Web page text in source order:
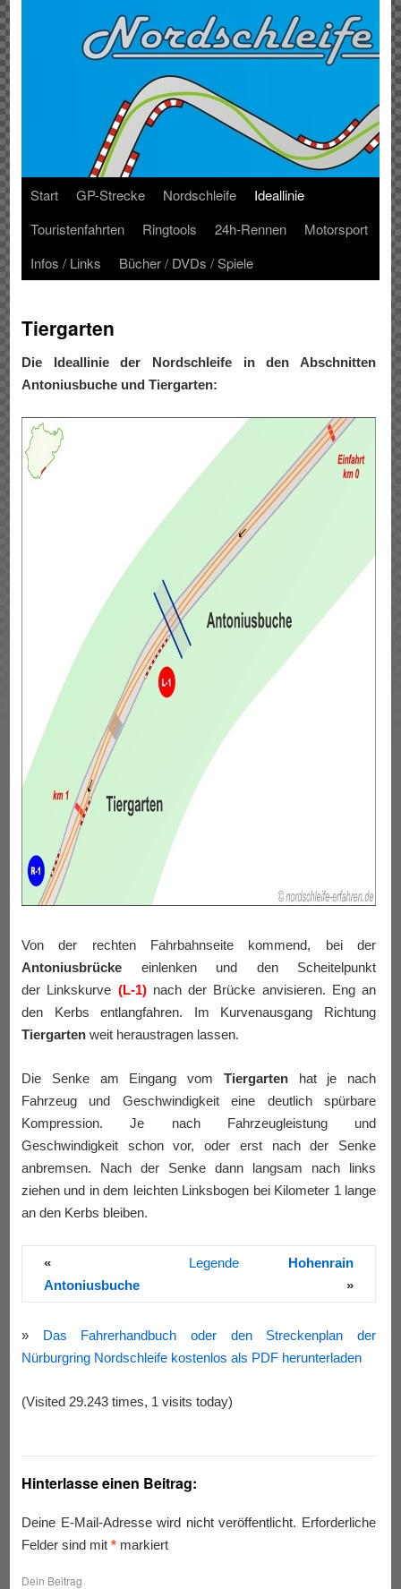
Start GP-Strecke Nordschleife
Ideallinie
Touristenfahrten
Ringtools 24h-Rennen
Motorsport
Infos / Links
Bücher / DVDs / Spiele
Tiergarten
Die Ideallinie der Nordschleife in den Abschnitten
Antoniusbuche und Tiergarten:
Von der rechten Fahrbahnseite kommend, bei der
Antoniusbrücke einlenken und den Scheitelpunkt
der Linkskurve (L-1)nach der Brücke anvisieren. Eng an
den Kerbs entlangfahren. Im Kurvenausgang Richtung
Tiergarten weit heraustragen lassen.
Die Senke am Eingang vom Tiergartenhat je nach
Fahrzeug und Geschwindigkeit eine deutlich spürbare
Kompression. Je nach Fahrzeugleistung und
Geschwindigkeit schon vor, oder erst nach der Senke
anbremsen. Nach der Senke dann langsam nach links
ziehen und in dem leichten Linksbogen bei Kilometer 1 lange
an den Kerbs bleiben.
«
Antoniusbuche
Legende
Hohenrain
»
» Das Fahrerhandbuch oder den Streckenplan der
Nürburgring Nordschleife kostenlos als PDF herunterladen
(Visited 29.243 times, 1 visits today)
Hinterlasse einen Beitrag:
Deine E-Mail-Adresse wird nicht veröffentlicht. Erforderliche
Felder sind mit * markiert
Dein Beitrag